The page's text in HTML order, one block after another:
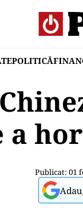
POLITICĂ
a
Publicat: 01